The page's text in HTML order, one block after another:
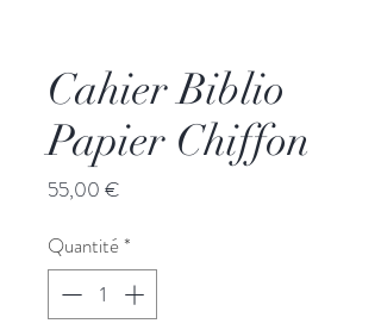
Cahier Biblio
Papier Chiffon
55,00 €
Quantité*